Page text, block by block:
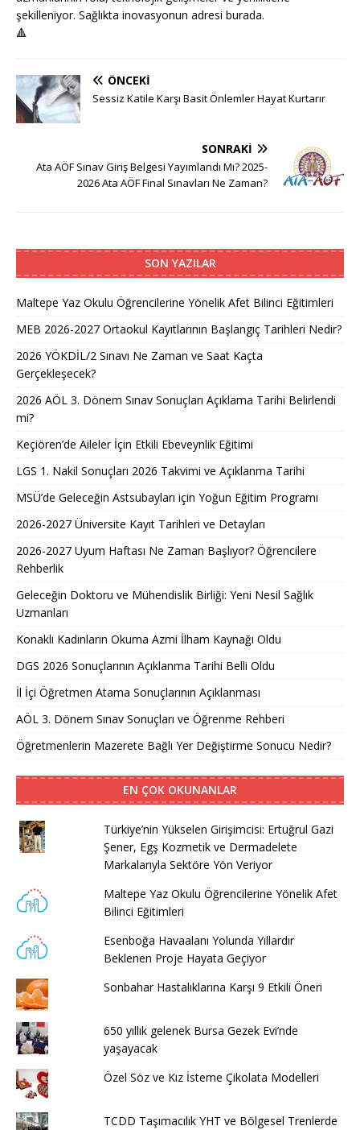
şekilleniyor. Sağlıkta inovasyonun adresi burada.
🔺
ÖNCEKI
Sessiz Katile Karşı Basit Önlemler Hayat Kurtarır
SONRAKI
Ata AÖF Sınav Giriş Belgesi Yayımlandı Mı? 2025-
2026 Ata AÖF Final Sınavları Ne Zaman?
SON YAZILAR
Maltepe Yaz Okulu Öğrencilerine Yönelik Afet Bilinci Eğitimleri
MEB 2026-2027 Ortaokul Kayıtlarının Başlangıç Tarihleri Nedir?
2026 YÖKDİL/2 Sınavı Ne Zaman ve Saat Kaçta
Gerçekleşecek?
2026 AÖL 3. Dönem Sınav Sonuçları Açıklama Tarihi Belirlendi
mi?
Keçiören’de Aileler İçin Etkili Ebeveynlik Eğitimi
LGS 1. Nakil Sonuçları 2026 Takvimi ve Açıklanma Tarihi
MSÜ’de Geleceğin Astsubayları için Yoğun Eğitim Programı
2026-2027 Üniversite Kayıt Tarihleri ve Detayları
2026-2027 Uyum Haftası Ne Zaman Başlıyor? Öğrencilere
Rehberlik
Geleceğin Doktoru ve Mühendislik Birliği: Yeni Nesil Sağlık
Uzmanları
Konaklı Kadınların Okuma Azmi İlham Kaynağı Oldu
DGS 2026 Sonuçlarının Açıklanma Tarihi Belli Oldu
İl İçi Öğretmen Atama Sonuçlarının Açıklanması
AÖL 3. Dönem Sınav Sonuçları ve Öğrenme Rehberi
Öğretmenlerin Mazerete Bağlı Yer Değiştirme Sonucu Nedir?
EN ÇOK OKUNANLAR
Türkiye’nin Yükselen Girişimcisi: Ertuğrul Gazi
Şener, Egş Kozmetik ve Dermadelete
Markalarıyla Sektöre Yön Veriyor
Maltepe Yaz Okulu Öğrencilerine Yönelik Afet
Bilinci Eğitimleri
Esenboğa Havaalanı Yolunda Yıllardır
Beklenen Proje Hayata Geçiyor
Sonbahar Hastalıklarına Karşı 9 Etkili Öneri
650 yıllık gelenek Bursa Gezek Evi’nde
yaşayacak
Özel Söz ve Kız İsteme Çikolata Modelleri
TCDD Taşımacılık YHT ve Bölgesel Trenlerde